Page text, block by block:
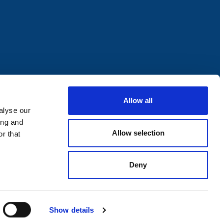
our
and
that
Show details
Allow all
Allow selection
Deny